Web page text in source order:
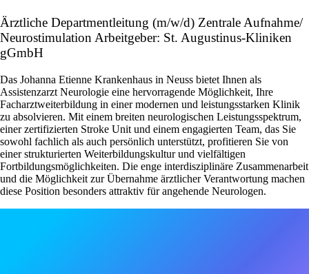
Ärztliche Departmentleitung (m/w/d) Zentrale Aufnahme/
Neurostimulation Arbeitgeber: St. Augustinus-Kliniken
gGmbH
Das Johanna Etienne Krankenhaus in Neuss bietet Ihnen als
Assistenzarzt Neurologie eine hervorragende Möglichkeit, Ihre
Facharztweiterbildung in einer modernen und leistungsstarken Klinik
zu absolvieren. Mit einem breiten neurologischen Leistungsspektrum,
einer zertifizierten Stroke Unit und einem engagierten Team, das Sie
sowohl fachlich als auch persönlich unterstützt, profitieren Sie von
einer strukturierten Weiterbildungskultur und vielfältigen
Fortbildungsmöglichkeiten. Die enge interdisziplinäre Zusammenarbeit
und die Möglichkeit zur Übernahme ärztlicher Verantwortung machen
diese Position besonders attraktiv für angehende Neurologen.